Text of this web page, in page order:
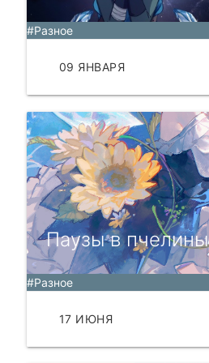
#Разное
09 ЯНВАРЯ
Паузы в
#Разное
17 ИЮНЯ